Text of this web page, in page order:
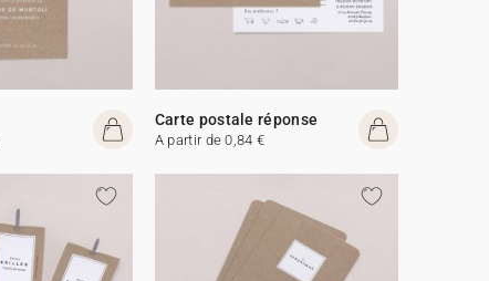
Carte postale réponse
A partir de 0,84 €